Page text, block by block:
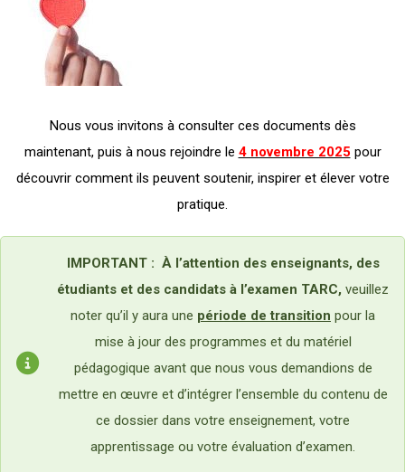
Nous vous invitons à consulter ces documents dès
maintenant, puis à nous rejoindre le 4 novembre 2025 pour
découvrir comment ils peuvent soutenir, inspirer et élever votre
pratique.
IMPORTANT : À l’attention des enseignants, des
étudiants et des candidats à l’examen TARC, veuillez
noter qu’il y aura une période de transition pour la
mise à jour des programmes et du matériel
pédagogique avant que nous vous demandions de
mettre en œuvre et d’intégrer l’ensemble du contenu de
ce dossier dans votre enseignement, votre
apprentissage ou votre évaluation d’examen.